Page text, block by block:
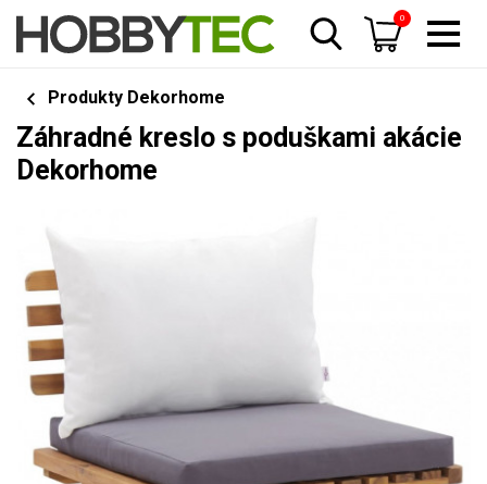
0
Produkty Dekorhome
Záhradné kreslo s poduškami akácie
Dekorhome